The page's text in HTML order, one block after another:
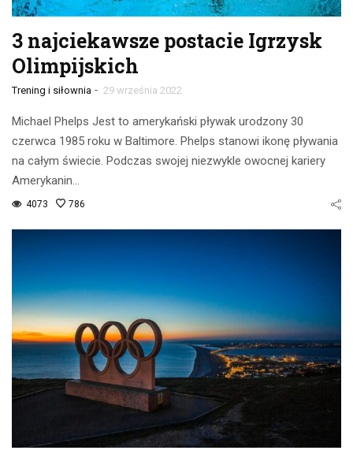
3 najciekawsze postacie Igrzysk
Olimpijskich
Trening i siłownia - 29 września 2022
Michael Phelps Jest to amerykański pływak urodzony 30
czerwca 1985 roku w Baltimore. Phelps stanowi ikonę pływania
na całym świecie. Podczas swojej niezwykle owocnej kariery
Amerykanin…
4073 786